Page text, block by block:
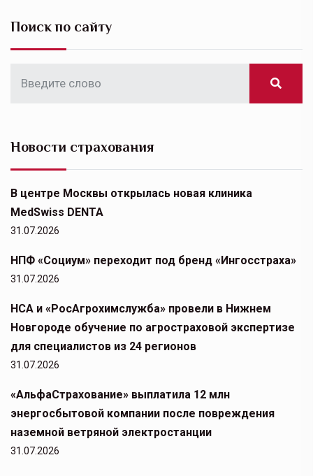
Поиск по сайту
Новости страхования
В центре Москвы открылась новая клиника
MedSwiss DENTA
31.07.2026
НПФ «Социум» переходит под бренд «Ингосстраха»
31.07.2026
НСА и «РосАгрохимслужба» провели в Нижнем
Новгороде обучение по агростраховой экспертизе
для специалистов из 24 регионов
31.07.2026
«АльфаСтрахование» выплатила 12 млн
энергосбытовой компании после повреждения
наземной ветряной электростанции
31.07.2026